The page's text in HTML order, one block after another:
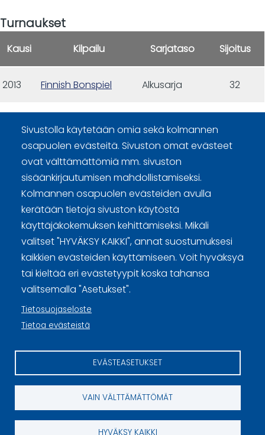
Turnaukset
Kausi Kilpailu Sarjataso Sijoitus
2013 Finnish Bonspiel Alkusarja 32
Sivustolla käytetään omia sekä kolmannen
osapuolen evästeitä. Sivuston omat evästeet
ovat välttämättömiä mm. sivuston
sisäänkirjautumisen mahdollistamiseksi.
Kolmannen osapuolen evästeiden avulla
kerätään tietoja sivuston käytöstä
käyttäjäkokemuksen kehittämiseksi. Mikäli
valitset "HYVÄKSY KAIKKI", annat suostumuksesi
kaikkien evästeiden käyttämiseen. Voit hyväksyä
tai kieltää eri evästetyypit koska tahansa
valitsemalla "Asetukset".
Tietosuojaseloste
Tietoa evästeistä
EVÄSTEASETUKSET
VAIN VÄLTTÄMÄTTÖMÄT
HYVÄKSY KAIKKI
Curling Finland
Curling.fi
Curling Finland
Sivuston käyttöehdot ja sisällön käyttöoikeudet
Evästeasetukset